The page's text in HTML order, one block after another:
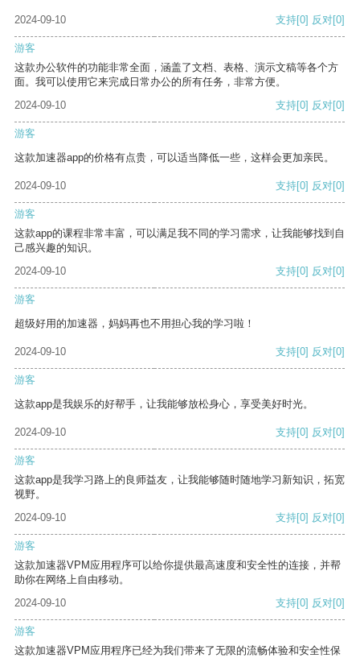
2024-09-10 支持[0] 反对[0]
游客
这款办公软件的功能非常全面，涵盖了文档、表格、演示文稿等各个方
面。我可以使用它来完成日常办公的所有任务，非常方便。
2024-09-10
支持[0] 反对[0]
游客
这款加速器app的价格有点贵，可以适当降低一些，这样会更加亲民。
2024-09-10 支持[0] 反对[0]
游客
这款app的课程非常丰富，可以满足我不同的学习需求，让我能够找到自
己感兴趣的知识。
2024-09-10
支持[0] 反对[0]
游客
超级好用的加速器，妈妈再也不用担心我的学习啦！
2024-09-10 支持[0] 反对[0]
游客
这款app是我娱乐的好帮手，让我能够放松身心，享受美好时光。
2024-09-10 支持[0] 反对[0]
游客
这款app是我学习路上的良师益友，让我能够随时随地学习新知识，拓宽
视野。
2024-09-10
支持[0] 反对[0]
游客
这款加速器VPM应用程序可以给你提供最高速度和安全性的连接，并帮
助你在网络上自由移动。
2024-09-10
支持[0] 反对[0]
游客
这款加速器VPM应用程序已经为我们带来了无限的流畅体验和安全性保